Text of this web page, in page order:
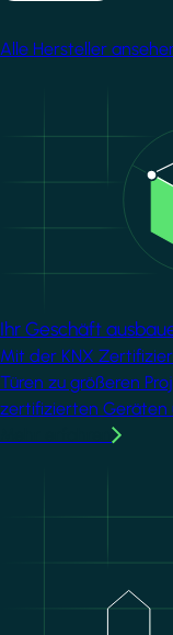
Alle Hersteller
Ihr Geschäft
Mit der KNX
Türen zu größeren
zertifizierten Geräten